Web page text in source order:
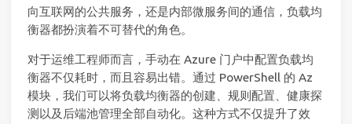
向互联网的公共服务，还是内部微服务间的通信，负载均
衡器都扮演着不可替代的角色。
对于运维工程师而言，手动在 Azure 门户中配置负载均
衡器不仅耗时，而且容易出错。通过 PowerShell 的 Az
模块，我们可以将负载均衡器的创建、规则配置、健康探
测以及后端池管理全部自动化。这种方式不仅提升了效